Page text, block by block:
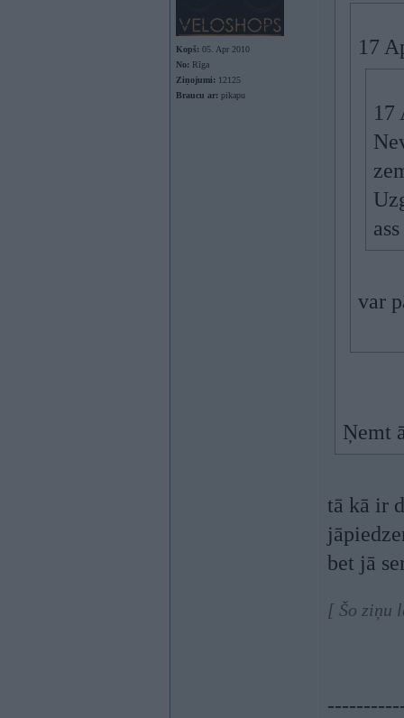
Kopš: 05. Apr 2010
No: Rīga
Ziņojumi: 12125
Braucu ar: pikapu
17
17
var
Ņemt
tā kā ir
bet jā
[ Šo ziņu